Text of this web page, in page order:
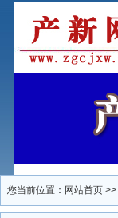
您当前位置： 网站首页 >>